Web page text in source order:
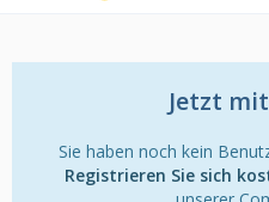
Jetzt
Sie haben noch kein
Registrieren Sie sich